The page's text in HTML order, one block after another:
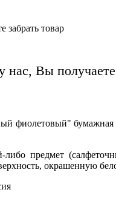
забрать товар
нас, Вы
фиолетовый" бумажная
либо предмет
окрашенную